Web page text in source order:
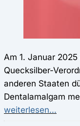
Am 1. Januar
Quecksilber-
anderen Staaten
Dentalamalgam
weiterlesen...